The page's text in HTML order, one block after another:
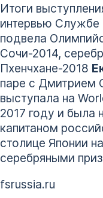
Итоги
интервью
подвела
Сочи-2014,
Пхенчхане-2018
паре с Дмитрием
выступала на
2017 году и была
капитаном
столице Японии
серебряными
fsrussia.ru